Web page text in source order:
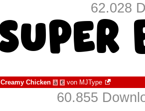
62.028
Creamy Chicken à € von MJType
60.855